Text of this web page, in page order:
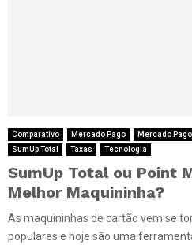
Comparativo Mercado Pago Mercado Pago
SumUp Total
Taxas Tecnologia
SumUp Total ou Point
Melhor Maquininha?
As maquininhas de cartão vem se
populares e hoje são uma